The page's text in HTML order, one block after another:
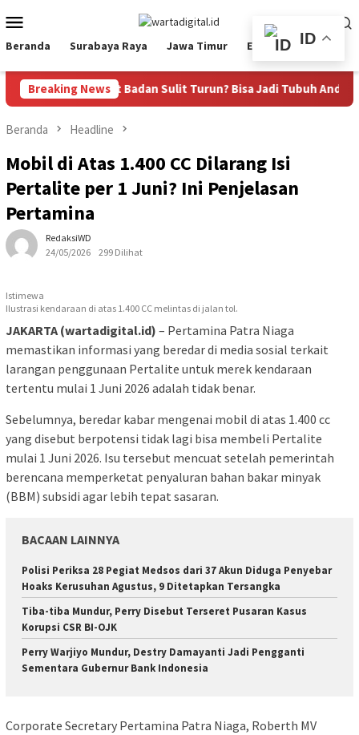
ke
kontenMobile
Beranda Surabaya Raya Jawa Timur Ekbis Nasional
Breaking News
Buncit dan Berat Badan Sulit Turun? Bisa Jadi Tubuh Anda
Beranda Headline
Mobil di Atas 1.400 CC Dilarang Isi
Pertalite per 1 Juni? Ini Penjelasan
Pertamina
RedaksiWD
24/05/2026
299 Dilihat
Istimewa
Ilustrasi kendaraan di atas 1.400 CC melintas di jalan tol.
JAKARTA (wartadigital.id) – Pertamina Patra Niaga
memastikan informasi yang beredar di media sosial terkait
larangan penggunaan Pertalite untuk merek kendaraan
tertentu mulai 1 Juni 2026 adalah tidak benar.
Sebelumnya, beredar kabar mengenai mobil di atas 1.400 cc
yang disebut berpotensi tidak lagi bisa membeli Pertalite
mulai 1 Juni 2026. Isu tersebut mencuat setelah pemerintah
berencana memperketat penyaluran bahan bakar minyak
(BBM) subsidi agar lebih tepat sasaran.
BACAAN LAINNYA
Polisi Periksa 28 Pegiat Medsos dari 37 Akun Diduga Penyebar
Hoaks Kerusuhan Agustus, 9 Ditetapkan Tersangka
Tiba-tiba Mundur, Perry Disebut Terseret Pusaran Kasus
Korupsi CSR BI-OJK
Perry Warjiyo Mundur, Destry Damayanti Jadi Pengganti
Sementara Gubernur Bank Indonesia
Corporate Secretary Pertamina Patra Niaga, Roberth MV
ID